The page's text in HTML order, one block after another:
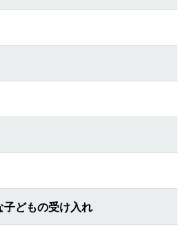
どもの受け入れ